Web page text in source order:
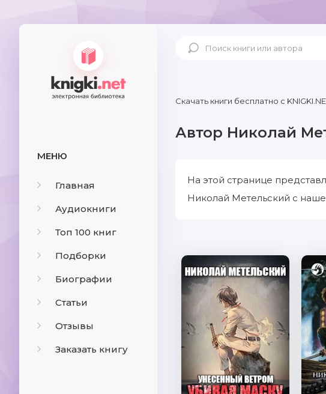
МЕНЮ
Главная
Аудиокниги
Топ 100 книг
Подборки
Биографии
Статьи
Отзывы
Заказать книгу
Скачать книги бесплатно c
Автор Николай
На этой странице
Николай Метельский с